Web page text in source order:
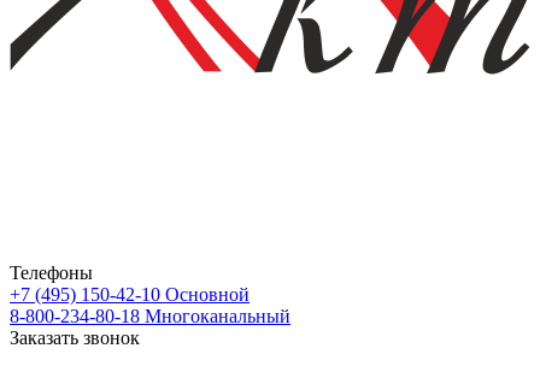
Телефоны
+7 (495) 150-42-10 Основной
8-800-234-80-18 Многоканальный
Заказать звонок